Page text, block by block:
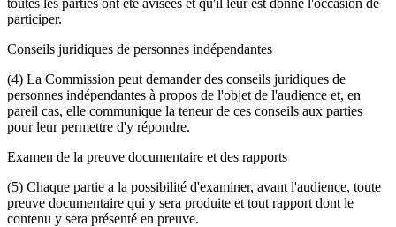
participer.
Conseils juridiques de personnes indépendantes
(4) La Commission peut demander des conseils juridiques de
personnes indépendantes à propos de l'objet de l'audience et, en
pareil cas, elle communique la teneur de ces conseils aux parties
pour leur permettre d'y répondre.
Examen de la preuve documentaire et des rapports
(5) Chaque partie a la possibilité d'examiner, avant l'audience, toute
preuve documentaire qui y sera produite et tout rapport dont le
contenu y sera présenté en preuve.